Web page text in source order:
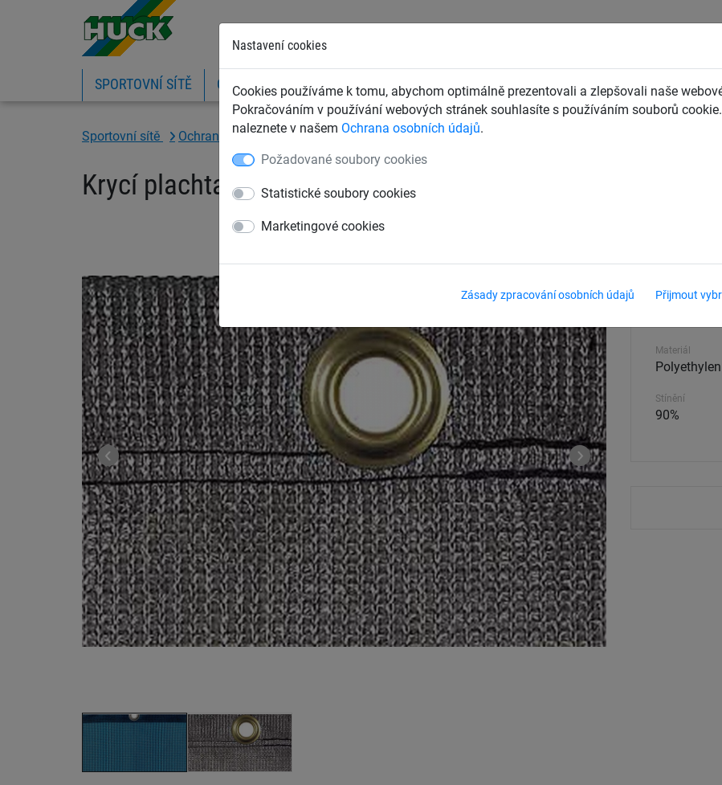
Nastavení cookies
Cookies používáme k tomu, abychom optimálně prezentovali a zlepšovali naše
Pokračováním v používání webových stránek souhlasíte s používáním souborů
naleznete v našem Ochrana osobních údajů.
Požadované soubory cookies
Statistické soubory cookies
Marketingové cookies
Zásady zpracování osobních údajů Přijmout
SPORTOVNÍ SÍTĚ OCHRANNÉ SÍTĚ A PLACHTY ZÁCHYTNÉ BEZPEČNOSTNÍ SÍTĚ DĚTSKÁ LANOVÁ
Sportovní sítě Ochranné sítě na míče Dělící síťové závěsy pro haly
Krycí plachta PE 320 g/m2, nehořlavá
Velikost
Materiál
Stínění
90%